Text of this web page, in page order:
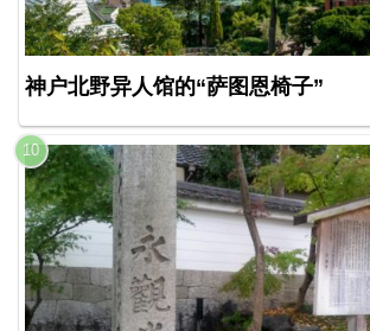
神户北野异人馆的“萨图恩椅子”